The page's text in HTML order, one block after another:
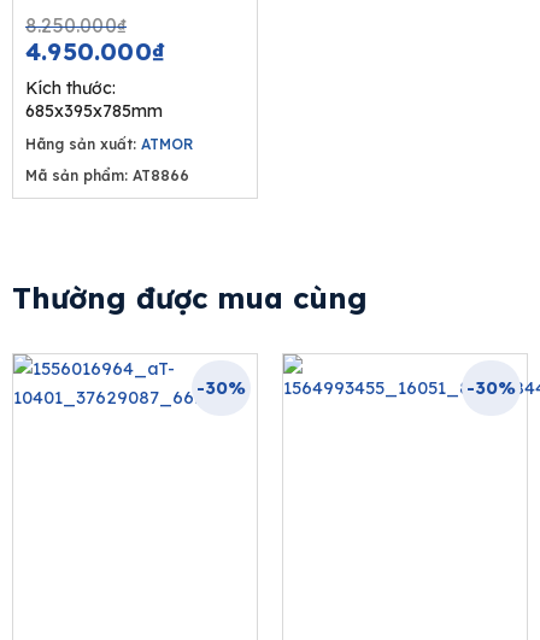
8.250.000₫Original
price
8.250.000₫.
4.950.000₫price
Kích thước:
685x395x785mm
Hãng sản xuất: ATMOR
Mã sản phẩm: AT8866
Thường được mua cùng
-30% -30%